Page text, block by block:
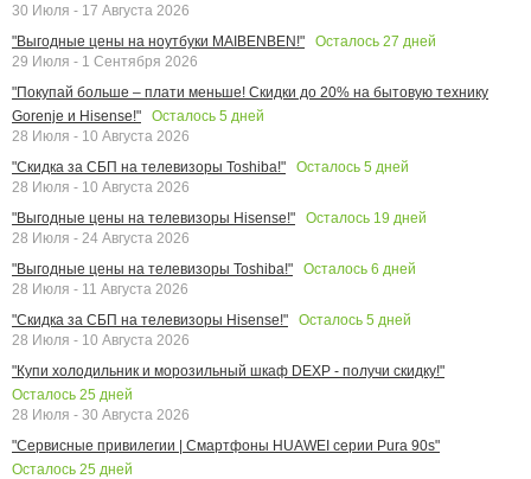
30 Июля - 17 Августа 2026
"Выгодные цены на ноутбуки MAIBENBEN!"
Осталось 27 дней
29 Июля - 1 Сентября 2026
"Покупай больше – плати меньше! Скидки до 20% на бытовую технику
Gorenje и Hisense!"
Осталось 5 дней
28 Июля - 10 Августа 2026
"Скидка за СБП на телевизоры Toshiba!"
Осталось 5 дней
28 Июля - 10 Августа 2026
"Выгодные цены на телевизоры Hisense!"
Осталось 19 дней
28 Июля - 24 Августа 2026
"Выгодные цены на телевизоры Toshiba!"
Осталось 6 дней
28 Июля - 11 Августа 2026
"Скидка за СБП на телевизоры Hisense!"
Осталось 5 дней
28 Июля - 10 Августа 2026
"Купи холодильник и морозильный шкаф DEXP - получи скидку!"
Осталось 25 дней
28 Июля - 30 Августа 2026
"Сервисные привилегии | Смартфоны HUAWEI серии Pura 90s"
Осталось 25 дней